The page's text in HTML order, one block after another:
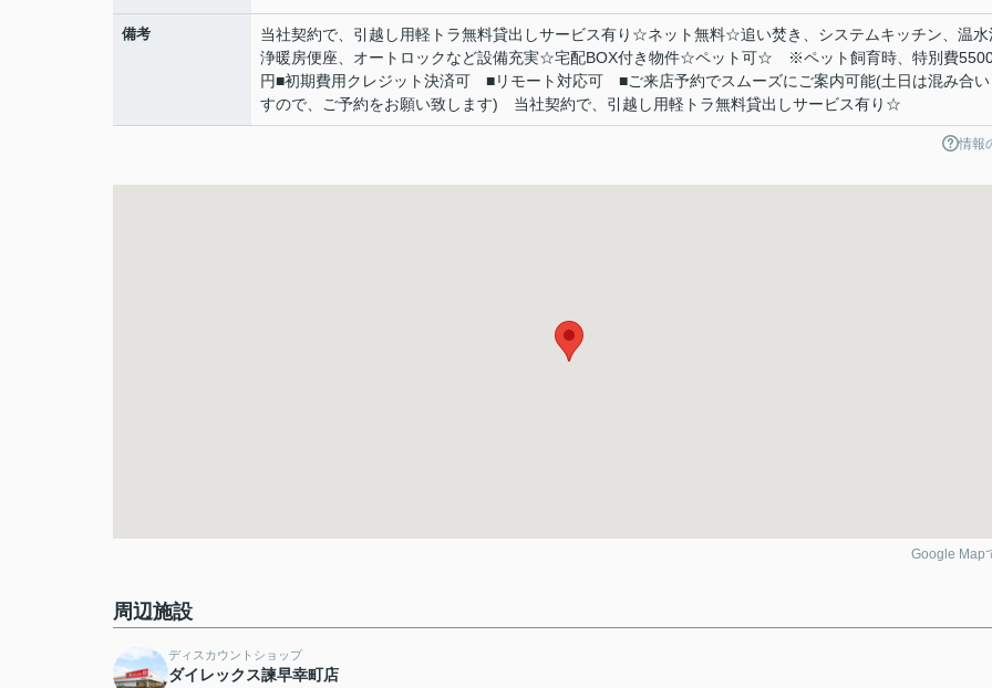
備考
当社契約で、引越し用軽トラ無料貸出しサービス有り☆ネット無料☆追い焚き、システムキッチン、温水
浄暖房便座、オートロックなど設備充実☆宅配BOX付き物件☆ペット可☆ ※ペット飼育時、特別費
円■初期費用クレジット決済可 ■リモート対応可 ■ご来店予約でスムーズにご案内可能(土日は混み合
すので、ご予約をお願い致します) 当社契約で、引越し用軽トラ無料貸出しサービス有り☆
情報
Google Map
周辺施設
ディスカウントショップ
ダイレックス諫早幸町店